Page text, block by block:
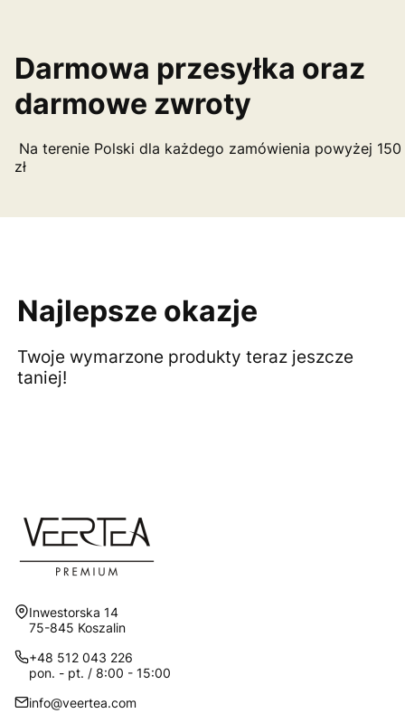
Darmowa przesyłka oraz
darmowe zwroty
Na terenie Polski dla każdego zamówienia powyżej 150
zł
Najlepsze okazje
Twoje wymarzone produkty teraz jeszcze
taniej!
Adres:
Inwestorska 14
75-845 Koszalin
+48 512 043 226
pon. - pt. / 8:00 - 15:00
info@veertea.com